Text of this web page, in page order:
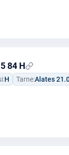
84 H
H Tarne:Alates